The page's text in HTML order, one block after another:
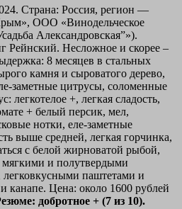
Страна: Россия, регион —
ООО «Винодельческое
Александровская”»).
Рейнский. Несложное и скорее –
8 месяцев в стальных
камня и сыроватого дерево,
заметные цитрусы, соломенные
легкотелое +, легкая сладость,
+ белый персик, мел,
нотки, еле-заметные
выше средней, легкая горчинка,
с белой жирноватой рыбой,
и полутвердыми
паштетами и
канапе. Цена: около 1600 рублей
добротное + (7 из 10).